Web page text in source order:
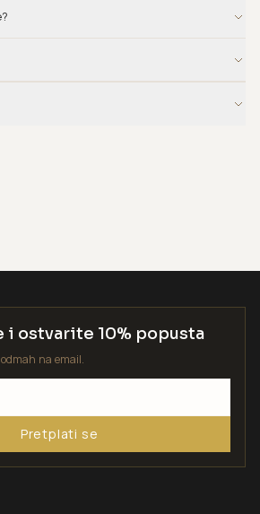
i ostvarite 10% popusta
na email.
Pretplati se